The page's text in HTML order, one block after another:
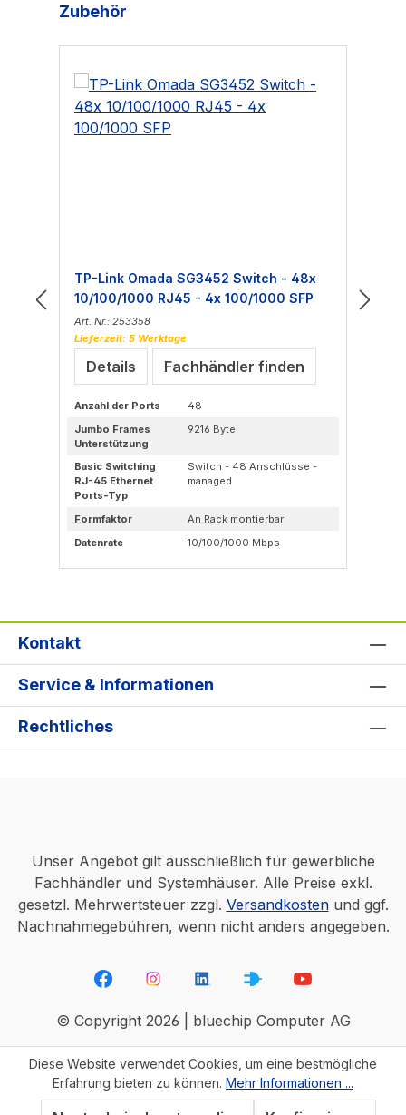
Produktgalerie überspringen
Zubehör
TP-Link Omada SG3452 Switch - 48x
10/100/1000 RJ45 - 4x 100/1000 SFP
Art. Nr.: 253358
Lieferzeit: 5 Werktage
Details Fachhändler finden
Anzahl der Ports
48
Jumbo Frames
Unterstützung
9216 Byte
Basic Switching
RJ-45 Ethernet
Ports-Typ
Switch - 48 Anschlüsse -
managed
Formfaktor
An Rack montierbar
Datenrate
10/100/1000 Mbps
Kontakt
Service & Informationen
Rechtliches
Unser Angebot gilt ausschließlich für gewerbliche
Fachhändler und Systemhäuser. Alle Preise exkl.
gesetzl. Mehrwertsteuer zzgl. Versandkostenund ggf.
Nachnahmegebühren, wenn nicht anders angegeben.
© Copyright 2026 | bluechip Computer AG
Diese Website verwendet Cookies, um eine bestmögliche
Erfahrung bieten zu können. Mehr Informationen ...